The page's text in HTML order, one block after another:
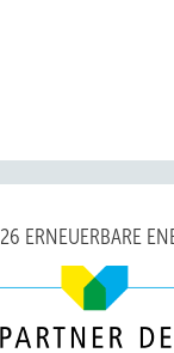
mit
ERNEUERBARE